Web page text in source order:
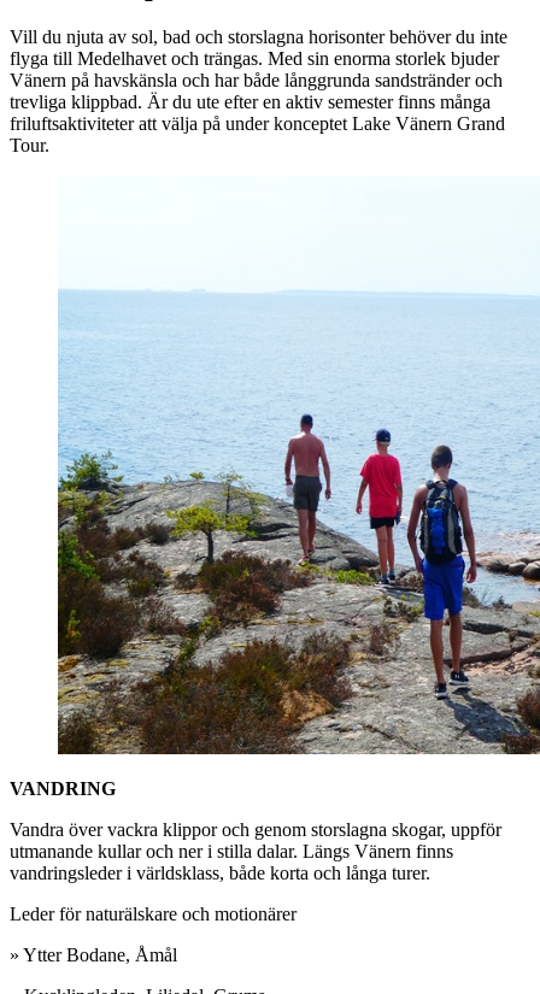
Vill du njuta av sol, bad och storslagna horisonter behöver du inte
flyga till Medelhavet och trängas. Med sin enorma storlek bjuder
Vänern på havskänsla och har både långgrunda sandstränder och
trevliga klippbad. Är du ute efter en aktiv semester finns många
friluftsaktiviteter att välja på under konceptet Lake Vänern Grand
Tour.
VANDRING
Vandra över vackra klippor och genom storslagna skogar, uppför
utmanande kullar och ner i stilla dalar. Längs Vänern finns
vandringsleder i världsklass, både korta och långa turer.
Leder för naturälskare och motionärer
» Ytter Bodane, Åmål